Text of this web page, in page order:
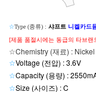
☆Type (종류) : 샤프트 니켈카드
[제품 품절시에는 동급의 타브
☆Chemistry (재료) :
☆Voltage (전압) : 3.6V
☆Capacity (용량) :
☆Size (사이즈) : C